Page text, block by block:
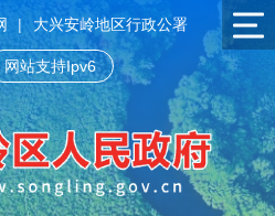
| 大兴安岭地区行政公署
网站支持Ipv6